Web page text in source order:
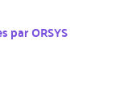
parORSYS